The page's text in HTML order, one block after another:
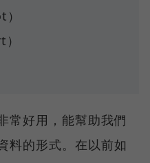
常好用，能幫助我們
料的形式。在以前如